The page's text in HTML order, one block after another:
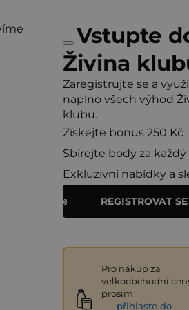
Vstupte
Živina
Zaregistrujte se a
naplno všech výhod
klubu.
Získejte bonus 250 Kč
Sbírejte body za
Exkluzivní nabídky a
REGISTROVAT SE
Pro nákup za
velkoobchodní
prosím
přihlaste do